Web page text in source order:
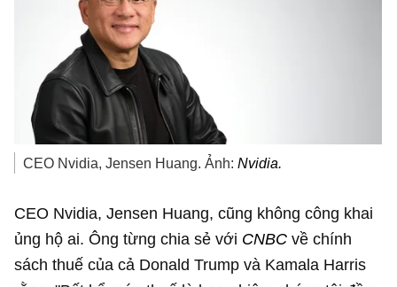
CEO Nvidia, Jensen Huang. Ảnh:Nvidia.
CEO Nvidia, Jensen Huang, cũng không công khai
ủng hộ ai. Ông từng chia sẻ với CNBC về chính
sách thuế của cả Donald Trump và Kamala Harris